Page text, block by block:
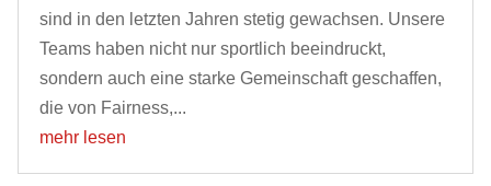
sind in den letzten Jahren stetig gewachsen. Unsere
Teams haben nicht nur sportlich beeindruckt,
sondern auch eine starke Gemeinschaft geschaffen,
die von Fairness,...
mehr lesen